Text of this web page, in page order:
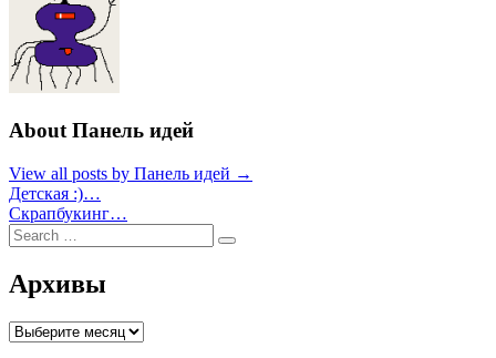
About Панель идей
View all posts by Панель идей →
Навигация
по
записям
Детская :)…
Скрапбукинг…
Search
for:
Search
Архивы
Архивы